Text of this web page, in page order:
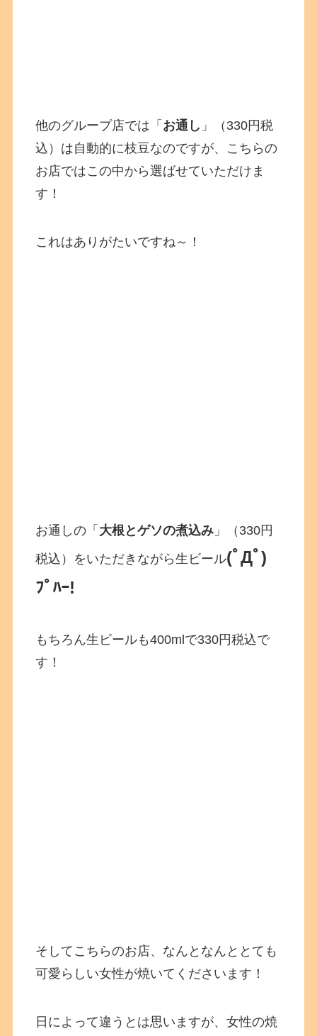
他のグループ店では「 お通し 」（330円税
込）は自動的に枝豆なのですが、こちらの
お店ではこの中から選ばせていただけま
す！
これはありがたいですね～！
お通しの「 大根とゲソの煮込み 」（330円
税込）をいただきながら生ビール(ﾟДﾟ)
ﾌﾟﾊｰ!
もちろん生ビールも400mlで330円税込で
す！
そしてこちらのお店、なんとなんととても
可愛らしい女性が焼いてくださいます！
日によって違うとは思いますが、女性の焼